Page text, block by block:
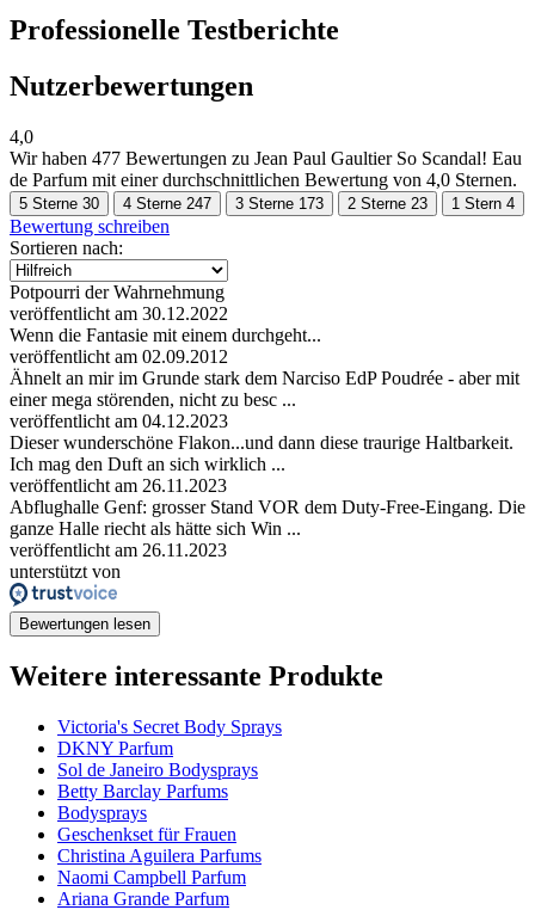
Professionelle Testberichte
Nutzerbewertungen
4,0
Wir haben 477 Bewertungen zu Jean Paul Gaultier So Scandal! Eau
de Parfum mit einer durchschnittlichen Bewertung von 4,0 Sternen.
5 Sterne 30 4 Sterne 247 3 Sterne 173 2 Sterne 23 1 Stern 4
Bewertung schreiben
Sortieren nach:
Potpourri der Wahrnehmung
veröffentlicht am 30.12.2022
Wenn die Fantasie mit einem durchgeht...
veröffentlicht am 02.09.2012
Ähnelt an mir im Grunde stark dem Narciso EdP Poudrée - aber mit
einer mega störenden, nicht zu besc ...
veröffentlicht am 04.12.2023
Dieser wunderschöne Flakon...und dann diese traurige Haltbarkeit.
Ich mag den Duft an sich wirklich ...
veröffentlicht am 26.11.2023
Abflughalle Genf: grosser Stand VOR dem Duty-Free-Eingang. Die
ganze Halle riecht als hätte sich Win ...
veröffentlicht am 26.11.2023
unterstützt von
Bewertungen lesen
Weitere interessante Produkte
Victoria's Secret Body Sprays
DKNY Parfum
Sol de Janeiro Bodysprays
Betty Barclay Parfums
Bodysprays
Geschenkset für Frauen
Christina Aguilera Parfums
Naomi Campbell Parfum
Ariana Grande Parfum